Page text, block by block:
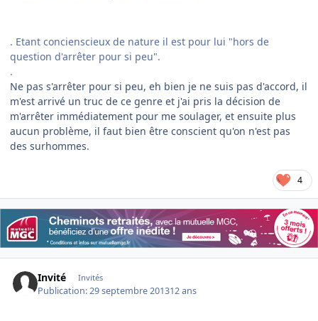
. Etant concienscieux de nature il est pour lui "hors de
question d'arrêter pour si peu".
.
Ne pas s'arrêter pour si peu, eh bien je ne suis pas d'accord, il
m'est arrivé un truc de ce genre et j'ai pris la décision de
m'arrêter immédiatement pour me soulager, et ensuite plus
aucun problème, il faut bien être conscient qu'on n'est pas
des surhommes.
4
Invité Invités
Publication:29 septembre 201312 ans